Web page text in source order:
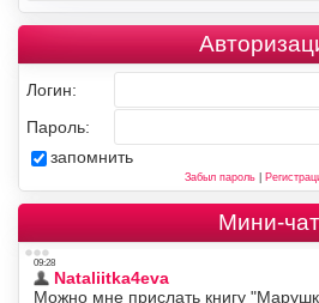
Логин:
Пароль:
запомнить
Забыл пароль|
Мини-чат